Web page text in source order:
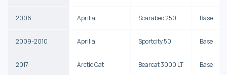
2006 Aprilia Scarabeo 250 Base
2009-2010 Aprilia Sportcity 50 Base
2017 Arctic Cat Bearcat 3000 LT Base